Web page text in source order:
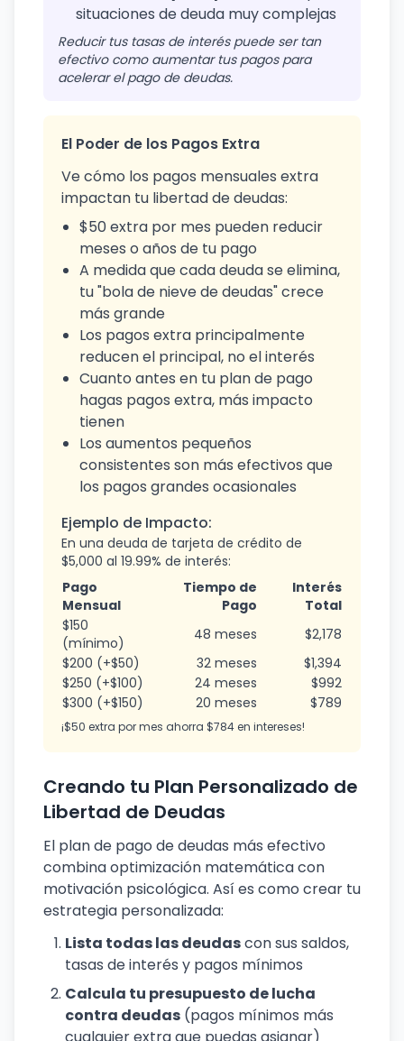
situaciones de deuda muy complejas
Reducir tus tasas de interés puede ser tan
efectivo como aumentar tus pagos para
acelerar el pago de deudas.
El Poder de los Pagos Extra
Ve cómo los pagos mensuales extra
impactan tu libertad de deudas:
$50 extra por mes pueden reducir
meses o años de tu pago
A medida que cada deuda se elimina,
tu "bola de nieve de deudas" crece
más grande
Los pagos extra principalmente
reducen el principal, no el interés
Cuanto antes en tu plan de pago
hagas pagos extra, más impacto
tienen
Los aumentos pequeños
consistentes son más efectivos que
los pagos grandes ocasionales
Ejemplo de Impacto:
En una deuda de tarjeta de crédito de
$5,000 al 19.99% de interés:
Pago
Mensual
Tiempo de
Pago
Interés
Total
$150
(mínimo)
48 meses
$2,178
$200 (+$50)
32 meses
$1,394
$250 (+$100)
24 meses
$992
$300 (+$150)
20 meses $789
¡$50 extra por mes ahorra $784 en intereses!
Creando tu Plan Personalizado de
Libertad de Deudas
El plan de pago de deudas más efectivo
combina optimización matemática con
motivación psicológica. Así es como crear tu
estrategia personalizada:
Lista todas las deudascon sus saldos,
tasas de interés y pagos mínimos
Calcula tu presupuesto de lucha
contra deudas (pagos mínimos más